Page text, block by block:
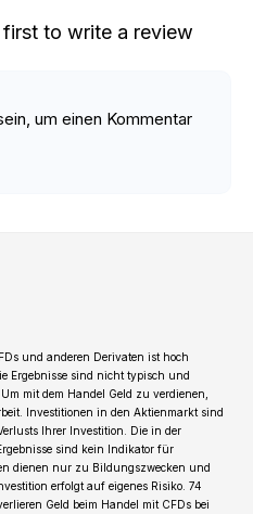
first to write a review
um einen Kommentar
und anderen Derivaten ist hoch
Ergebnisse sind nicht typisch und
mit dem Handel Geld zu verdienen,
Investitionen in den Aktienmarkt sind
Ihrer Investition. Die in der
sind kein Indikator für
dienen nur zu Bildungszwecken und
erfolgt auf eigenes Risiko. 74
Geld beim Handel mit CFDs bei